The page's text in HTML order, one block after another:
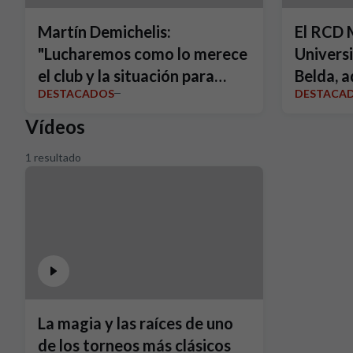
Martín Demichelis:
"Lucharemos como lo merece
el club y la situación para
volver a Primera"
DESTACADOS
El RCD
Belda,
sellan
Vídeos
1 resultado
La magia y las raíces de uno
de los torneos más clásicos